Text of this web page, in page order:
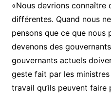
«Nous devrions connaître
différentes. Quand nous
pensons que ce que nous
devenons des
gouvernants actuels
geste fait par les
travail qu’ils peuvent faire